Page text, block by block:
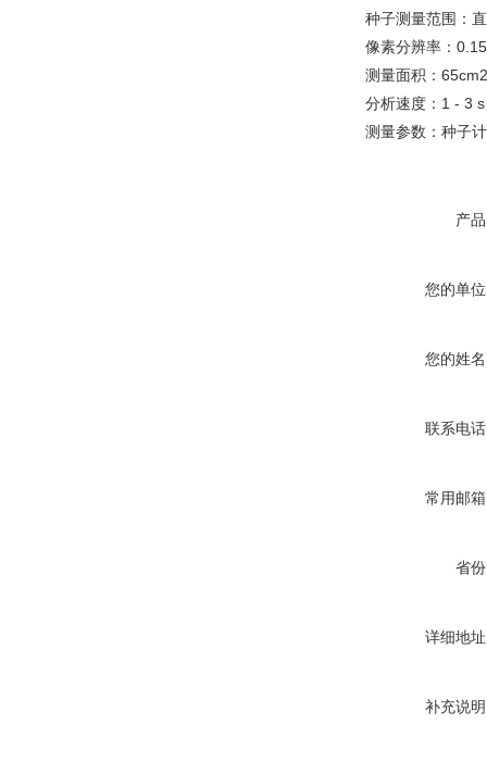
种子测量范围：
像素分辨率：
测量面积：
分析速度：1 - 3
测量参数：种子
产
您的单
您的姓
联系电
常用邮
省
详细地
补充说